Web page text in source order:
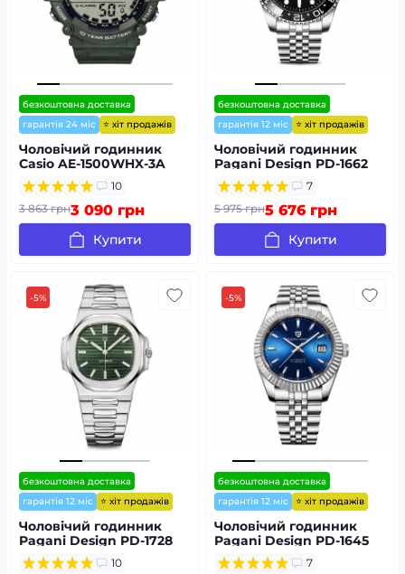
безкоштовна доставка
гарантія 24 міс
⭐ хіт продажів
Чоловічий годинник
Casio AE-1500WHX-3A
10
3 863 грн3 090 грн
Купити
безкоштовна доставка
гарантія 12 міс
⭐ хіт продажів
Чоловічий годинник
Pagani Design PD-1662
Black
7
5 975 грн5 676 грн
Купити
-5%
безкоштовна доставка
гарантія 12 міс
⭐ хіт продажів
Чоловічий годинник
Pagani Design PD-1728
Silver-Black
10
-5%
безкоштовна доставка
гарантія 12 міс
⭐ хіт продажів
Чоловічий годинник
Pagani Design PD-1645
Silver-Blue
7